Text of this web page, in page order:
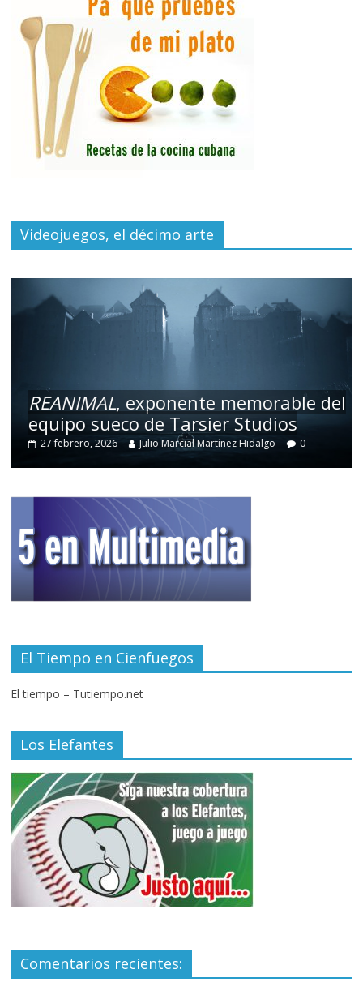
Videojuegos, el décimo arte
REANIMAL, exponente memorable del
equipo sueco de Tarsier Studios
27 febrero, 2026 Julio Marcial Martínez Hidalgo 0
El Tiempo en Cienfuegos
El tiempo – Tutiempo.net
Los Elefantes
Comentarios recientes: